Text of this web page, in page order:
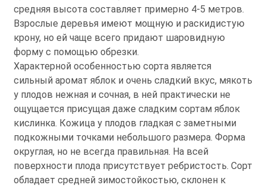
средняя высота составляет примерно 4-5 метров.
Взрослые деревья имеют мощную и раскидистую
крону, но ей чаще всего придают шаровидную
форму с помощью обрезки.
Характерной особенностью сорта является
сильный аромат яблок и очень сладкий вкус, мякоть
у плодов нежная и сочная, в ней практически не
ощущается присущая даже сладким сортам яблок
кислинка. Кожица у плодов гладкая с заметными
подкожными точками небольшого размера. Форма
округлая, но не всегда правильная. На всей
поверхности плода присутствует ребристость. Сорт
обладает средней зимостойкостью, склонен к